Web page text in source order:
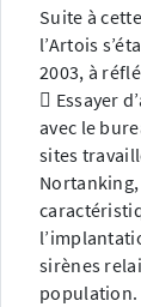
Suite à
l’Artois
2003, à
 Essayer
avec le
sites
Nortanking,
sirènes
population.